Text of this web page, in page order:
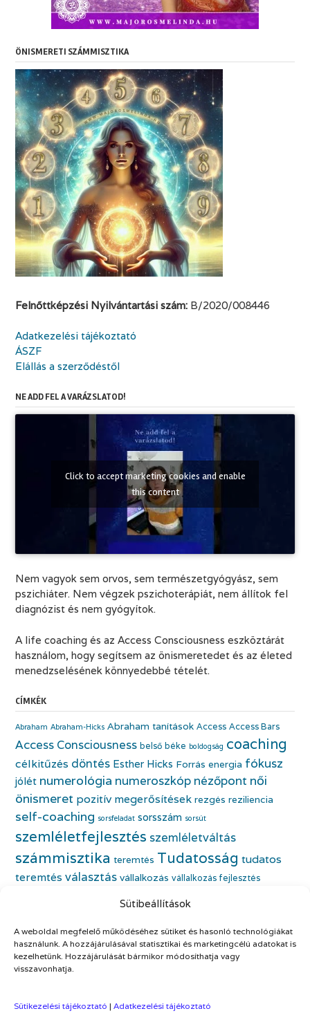
Sütibeállítások
A weboldal megfelelő működéséhez sütiket és hasonló technológiákat
használunk. A hozzájárulásával statisztikai és marketingcélú adatokat is
kezelhetünk. Hozzájárulását bármikor módosíthatja vagy
visszavonhatja.
Sütikezelési tájékoztató | Adatkezelési tájékoztató
ÖNISMERETI SZÁMMISZTIKA
Felnőttképzési Nyilvántartási szám: B/2020/008446
Adatkezelési tájékoztató
ÁSZF
Elállás a szerződéstől
NE ADD FEL A VARÁZSLATOD!
Click to accept marketing cookies and enable
this content
Nem vagyok sem orvos, sem természetgyógyász, sem
pszichiáter. Nem végzek pszichoterápiát, nem állítok fel
diagnózist és nem gyógyítok.
A life coaching és az Access Consciousness eszköztárát
használom, hogy segítsem az önismeretedet és az életed
menedzselésének könnyedebbé tételét.
CÍMKÉK
Abraham Abraham-Hicks Abraham tanítások Access Access Bars
Access Consciousness belső béke boldogság coaching
célkitűzés döntés Esther Hicks Forrás energia fókusz
jólét numerológia numeroszkóp nézőpont női
önismeret pozitív megerősítések rezgés reziliencia
self-coaching sorsfeladat sorsszám sorsút
szemléletfejlesztés szemléletváltás
számmisztika teremtés Tudatosság tudatos
teremtés választás vállalkozás vállalkozás fejlesztés
önismeret önszeretet önértékelés